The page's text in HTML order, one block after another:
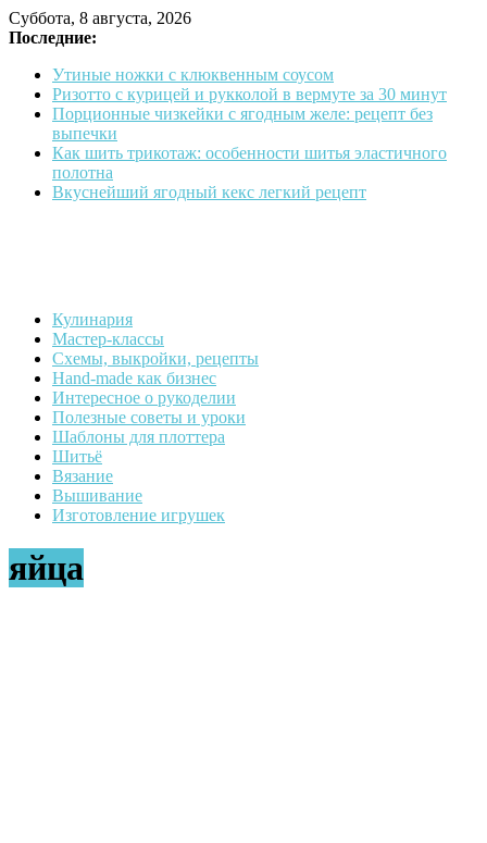
Skip
to
Суббота, 8 августа, 2026
Последние:
Утиные ножки с клюквенным соусом
Ризотто с курицей и рукколой в вермуте за 30 минут
Порционные чизкейки с ягодным желе: рецепт без
выпечки
Как шить трикотаж: особенности шитья эластичного
полотна
Вкуснейший ягодный кекс легкий рецепт
Страна
увлечений
рукоделии
Кулинария
Мастер-классы
Схемы, выкройки, рецепты
Hand-made как бизнес
Интересное о рукоделии
Полезные советы и уроки
Шаблоны для плоттера
Шитьё
Вязание
Вышивание
Изготовление игрушек
яйца